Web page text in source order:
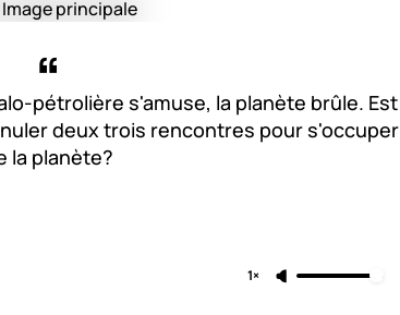
pétrolière s'amuse, la planète brûle. Est
deux trois rencontres pour s'occuper
la planète?
1×